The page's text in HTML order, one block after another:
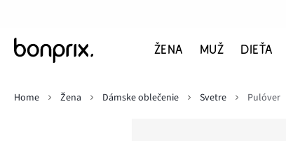
ŽENA MUŽ DIEŤA
Home
Žena Dámske oblečenie Svetre Pulóver